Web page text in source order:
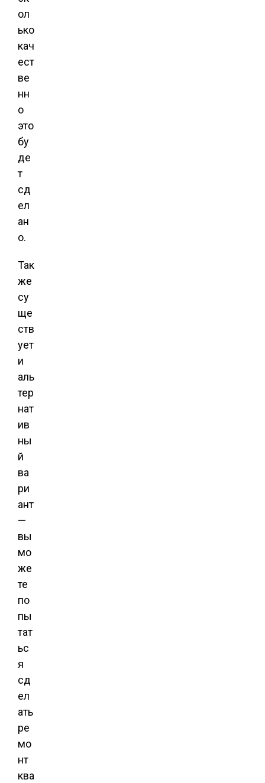
ол
ько
кач
ест
ве
нн
о
это
бу
де
т
сд
ел
ан
о.
Так
же
су
ще
ств
ует
и
аль
тер
нат
ив
ны
й
ва
ри
ант
—
вы
мо
же
те
по
пы
тат
ьс
я
сд
ел
ать
ре
мо
нт
ква